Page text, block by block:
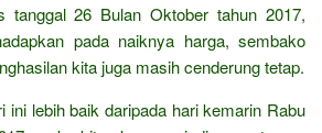
tanggal 26 Bulan Oktober tahun 2017,
pada naiknya harga, sembako
kita juga masih cenderung tetap.
ini lebih baik daripada hari kemarin Rabu